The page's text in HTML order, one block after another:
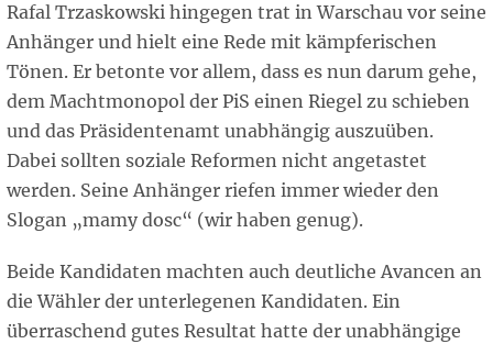
Rafal Trzaskowski hingegen trat in Warschau vor seine
Anhänger und hielt eine Rede mit kämpferischen
Tönen. Er betonte vor allem, dass es nun darum gehe,
dem Machtmonopol der PiS einen Riegel zu schieben
und das Präsidentenamt unabhängig auszuüben.
Dabei sollten soziale Reformen nicht angetastet
werden. Seine Anhänger riefen immer wieder den
Slogan „mamy dosc“ (wir haben genug).
Beide Kandidaten machten auch deutliche Avancen an
die Wähler der unterlegenen Kandidaten. Ein
überraschend gutes Resultat hatte der unabhängige